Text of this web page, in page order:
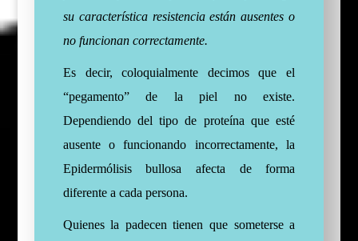
su característica resistencia están ausentes o
no funcionan correctamente.
Es decir, coloquialmente decimos que el
“pegamento” de la piel no existe.
Dependiendo del tipo de proteína que esté
ausente o funcionando incorrectamente, la
Epidermólisis bullosa afecta de forma
diferente a cada persona.
Quienes la padecen tienen que someterse a